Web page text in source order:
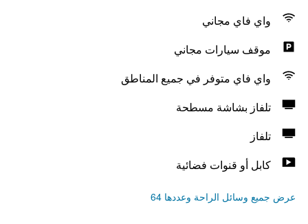
واي فاي مجاني
موقف سيارات مجاني
واي فاي متوفر في جميع المناطق
تلفاز بشاشة مسطحة
تلفاز
كابل أو قنوات فضائية
عرض جميع وسائل الراحة وعددها 64